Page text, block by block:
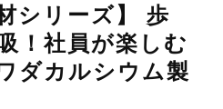
シリーズ】 歩
！社員が楽しむ
ダカルシウム製